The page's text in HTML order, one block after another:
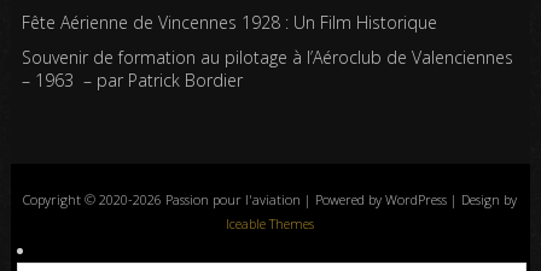
Fête Aérienne de Vincennes 1928 : Un Film Historique
Souvenir de formation au pilotage à l’Aéroclub de Valenciennes
– 1963 – par Patrick Bordier
Copyright © 2020-2026 Passion pour l'aviation | Powered by WordPress | Design by
Iceable Themes